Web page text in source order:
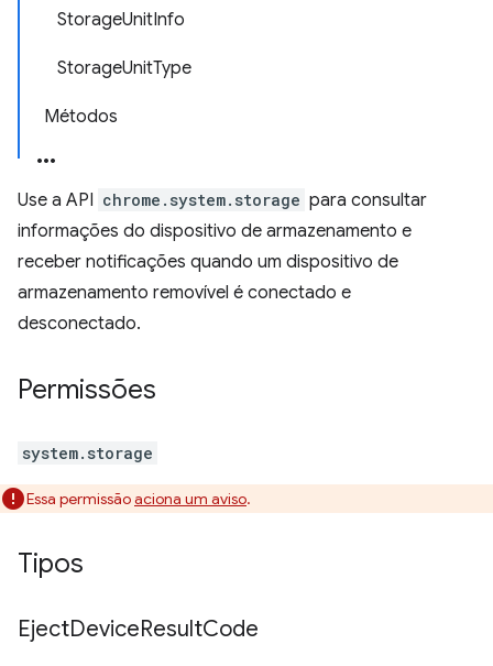
StorageUnitInfo
StorageUnitType
Métodos
Use a API chrome.system.storage para consultar
informações do dispositivo de armazenamento e
receber notificações quando um dispositivo de
armazenamento removível é conectado e
desconectado.
Permissões
system.storage
Essa permissãoaciona um aviso.
Tipos
EjectDeviceResultCode